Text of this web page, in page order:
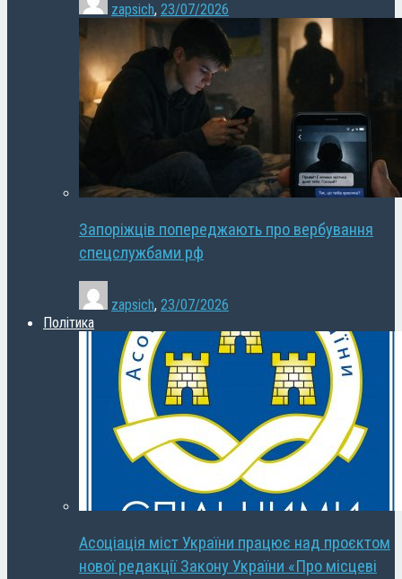
zapsich, 23/07/2026
Запоріжців попереджають про вербування
спецслужбами рф
zapsich, 23/07/2026
Політика
Асоціація міст України працює над проєктом
нової редакції Закону України «Про місцеві